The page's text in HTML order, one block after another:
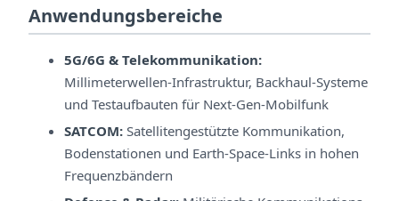
Anwendungsbereiche
5G/6G & Telekommunikation:
Millimeterwellen-Infrastruktur, Backhaul-Systeme
und Testaufbauten für Next-Gen-Mobilfunk
SATCOM: Satellitengestützte Kommunikation,
Bodenstationen und Earth-Space-Links in hohen
Frequenzbändern